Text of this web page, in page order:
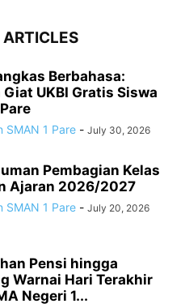
Berbahasa:
UKBI Gratis Siswa
SMAN 1 Pare - July 30, 2026
Pembagian Kelas
Ajaran 2026/2027
SMAN 1 Pare - July 20, 2026
Pensi hingga
Warnai Hari Terakhir
Negeri 1...